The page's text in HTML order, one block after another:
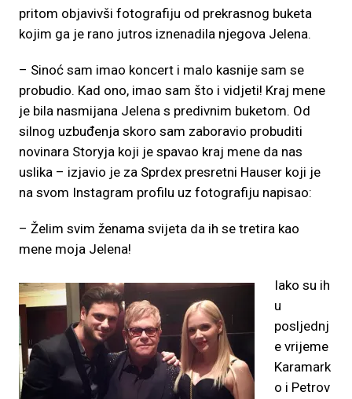
pritom objavivši fotografiju od prekrasnog buketa
kojim ga je rano jutros iznenadila njegova Jelena.
– Sinoć sam imao koncert i malo kasnije sam se
probudio. Kad ono, imao sam što i vidjeti! Kraj mene
je bila nasmijana Jelena s predivnim buketom. Od
silnog uzbuđenja skoro sam zaboravio probuditi
novinara Storyja koji je spavao kraj mene da nas
uslika – izjavio je za Sprdex presretni Hauser koji je
na svom Instagram profilu uz fotografiju napisao:
– Želim svim ženama svijeta da ih se tretira kao
mene moja Jelena!
Iako su ih
u
posljednj
e vrijeme
Karamark
o i Petrov